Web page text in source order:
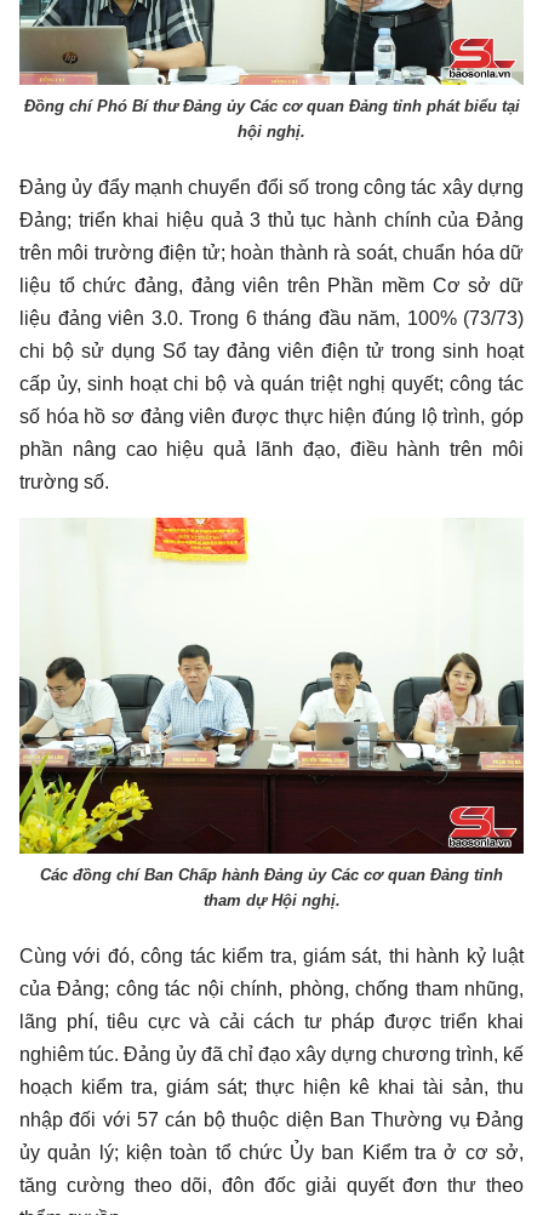
Đồng chí Phó Bí thư Đảng ủy Các cơ quan Đảng tỉnh phát biểu tại
hội nghị.
Đảng ủy đẩy mạnh chuyển đổi số trong công tác xây dựng
Đảng; triển khai hiệu quả 3 thủ tục hành chính của Đảng
trên môi trường điện tử; hoàn thành rà soát, chuẩn hóa dữ
liệu tổ chức đảng, đảng viên trên Phần mềm Cơ sở dữ
liệu đảng viên 3.0. Trong 6 tháng đầu năm, 100% (73/73)
chi bộ sử dụng Sổ tay đảng viên điện tử trong sinh hoạt
cấp ủy, sinh hoạt chi bộ và quán triệt nghị quyết; công tác
số hóa hồ sơ đảng viên được thực hiện đúng lộ trình, góp
phần nâng cao hiệu quả lãnh đạo, điều hành trên môi
trường số.
Các đồng chí Ban Chấp hành Đảng ủy Các cơ quan Đảng tỉnh
tham dự Hội nghị.
Cùng với đó, công tác kiểm tra, giám sát, thi hành kỷ luật
của Đảng; công tác nội chính, phòng, chống tham nhũng,
lãng phí, tiêu cực và cải cách tư pháp được triển khai
nghiêm túc. Đảng ủy đã chỉ đạo xây dựng chương trình, kế
hoạch kiểm tra, giám sát; thực hiện kê khai tài sản, thu
nhập đối với 57 cán bộ thuộc diện Ban Thường vụ Đảng
ủy quản lý; kiện toàn tổ chức Ủy ban Kiểm tra ở cơ sở,
tăng cường theo dõi, đôn đốc giải quyết đơn thư theo